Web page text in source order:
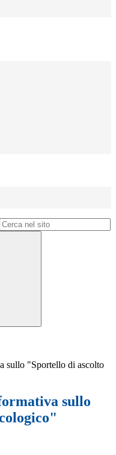
"Sportello di ascolto
sullo